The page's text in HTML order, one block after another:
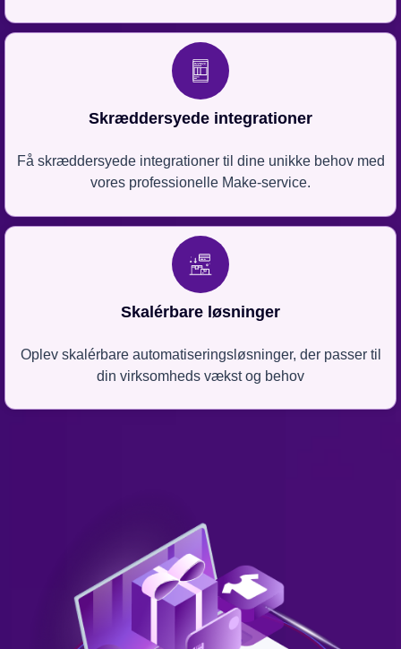
Skræddersyede integrationer
Få skræddersyede integrationer til dine unikke behov med
vores professionelle Make-service.
Skalérbare løsninger
Oplev skalérbare automatiseringsløsninger, der passer til
din virksomheds vækst og behov